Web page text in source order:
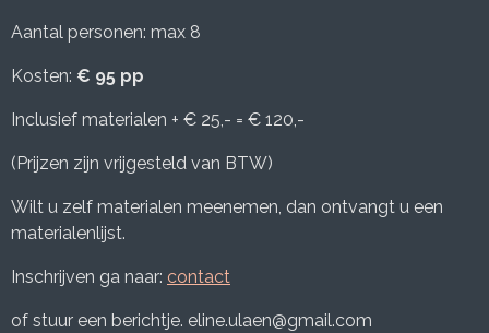
Aantal personen: max 8
Kosten: € 95 pp
Inclusief materialen + € 25,- = € 120,-
(Prijzen zijn vrijgesteld van BTW)
Wilt u zelf materialen meenemen, dan ontvangt u een
materialenlijst.
Inschrijven ga naar: contact
of stuur een berichtje. eline.ulaen@gmail.com